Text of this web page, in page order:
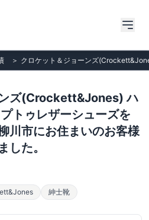
＞ クロケット＆ジョーンズ
ズ(Crockett&Jones) ハ
トゥレザーシューズを
川市にお住まいのお客様
した。
紳士靴